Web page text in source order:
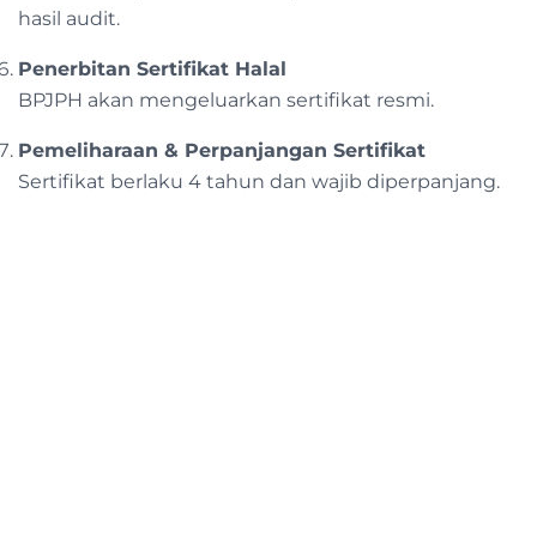
hasil audit.
Penerbitan Sertifikat Halal
BPJPH akan mengeluarkan sertifikat resmi.
Pemeliharaan & Perpanjangan Sertifikat
Sertifikat berlaku 4 tahun dan wajib diperpanjang.